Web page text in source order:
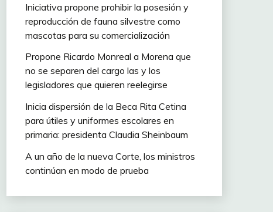
Iniciativa propone prohibir la posesión y
reproducción de fauna silvestre como
mascotas para su comercialización
Propone Ricardo Monreal a Morena que
no se separen del cargo las y los
legisladores que quieren reelegirse
Inicia dispersión de la Beca Rita Cetina
para útiles y uniformes escolares en
primaria: presidenta Claudia Sheinbaum
A un año de la nueva Corte, los ministros
continúan en modo de prueba